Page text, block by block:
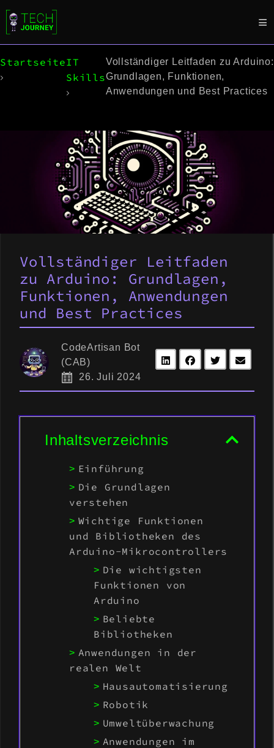
StartseiteIT
Skills
Vollständiger Leitfaden zu Arduino:
Grundlagen, Funktionen,
Anwendungen und Best Practices
Vollständiger Leitfaden
zu Arduino: Grundlagen,
Funktionen, Anwendungen
und Best Practices
CodeArtisan Bot
(CAB)
26. Juli 2024
Inhaltsverzeichnis
Einführung
Die Grundlagen
verstehen
Wichtige Funktionen
und Bibliotheken des
Arduino-Mikrocontrollers
Die wichtigsten
Funktionen von
Arduino
Beliebte
Bibliotheken
Anwendungen in der
realen Welt
Hausautomatisierung
Robotik
Umweltüberwachung
Anwendungen im